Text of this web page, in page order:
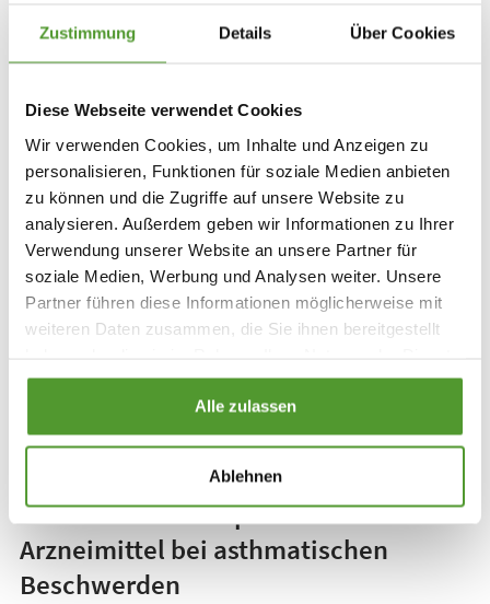
Zustimmung Details Über Cookies
Diese Webseite verwendet Cookies
Wir verwenden Cookies, um Inhalte und Anzeigen zu
personalisieren, Funktionen für soziale Medien anbieten
zu können und die Zugriffe auf unsere Website zu
analysieren. Außerdem geben wir Informationen zu Ihrer
Verwendung unserer Website an unsere Partner für
soziale Medien, Werbung und Analysen weiter. Unsere
Partner führen diese Informationen möglicherweise mit
weiteren Daten zusammen, die Sie ihnen bereitgestellt
gesammelt haben.
Alle zulassen
Ablehnen
Schimmelpilzsporen
Nahrungsmittelallergien
Nicht-allergisches Asthma
Zu den häufigsten Auslösern für nicht-allergisches
Asthma gehören:
Körperliche Anstrengung (Anstrengungsasthma)
Kalte Luft
Tabakrauch
Medikamente
Atemwegsinfektionen
Natürliche homöopathische
Arzneimittel bei asthmatischen
Beschwerden